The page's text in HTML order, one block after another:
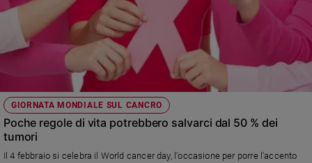
GIORNATA MONDIALE SUL CANCRO
Poche regole di vita potrebbero salvarci dal 50 % dei
tumori
Il 4 febbraio si celebra il World cancer day, l'occasione per porre l'accento